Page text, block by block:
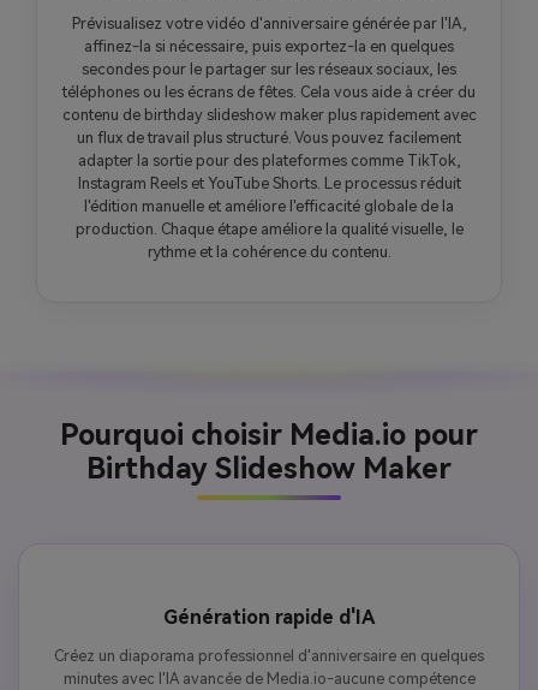
Prévisualisez votre vidéo d'anniversaire générée par l'IA,
affinez-la si nécessaire, puis exportez-la en quelques
secondes pour le partager sur les réseaux sociaux, les
téléphones ou les écrans de fêtes. Cela vous aide à créer du
contenu de birthday slideshow maker plus rapidement avec
un flux de travail plus structuré. Vous pouvez facilement
adapter la sortie pour des plateformes comme TikTok,
Instagram Reels et YouTube Shorts. Le processus réduit
l'édition manuelle et améliore l'efficacité globale de la
production. Chaque étape améliore la qualité visuelle, le
rythme et la cohérence du contenu.
Pourquoi choisir Media.io pour
Birthday Slideshow Maker
Génération rapide d'IA
Créez un diaporama professionnel d'anniversaire en quelques
minutes avec l'IA avancée de Media.io-aucune compétence